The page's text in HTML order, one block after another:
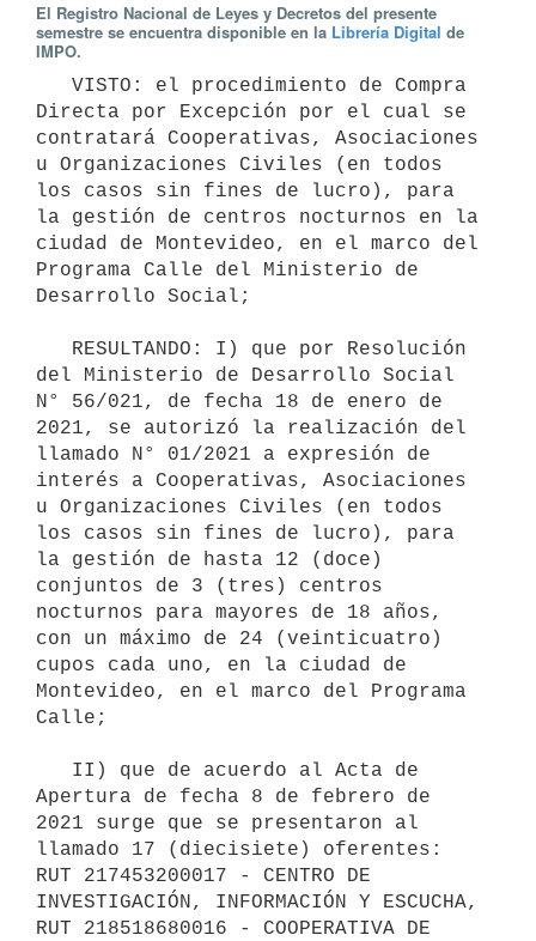
El Registro Nacional de Leyes y Decretos del presente
semestre se encuentra disponible en la Librería Digital de
IMPO.
Directa por Excepción por el cual se
contratará Cooperativas, Asociaciones
u Organizaciones Civiles (en todos
los casos sin fines de lucro), para
la gestión de centros nocturnos en la
ciudad de Montevideo, en el marco del
Programa Calle del Ministerio de
Desarrollo Social;
del Ministerio de Desarrollo Social
N° 56/021, de fecha 18 de enero de
2021, se autorizó la realización del
llamado N° 01/2021 a expresión de
interés a Cooperativas, Asociaciones
u Organizaciones Civiles (en todos
los casos sin fines de lucro), para
la gestión de hasta 12 (doce)
conjuntos de 3 (tres) centros
nocturnos para mayores de 18 años,
con un máximo de 24 (veinticuatro)
cupos cada uno, en la ciudad de
Montevideo, en el marco del Programa
Calle;
Apertura de fecha 8 de febrero de
2021 surge que se presentaron al
llamado 17 (diecisiete) oferentes:
RUT 217453200017 - CENTRO DE
INVESTIGACIÓN, INFORMACIÓN Y ESCUCHA,
RUT 218518680016 - COOPERATIVA DE